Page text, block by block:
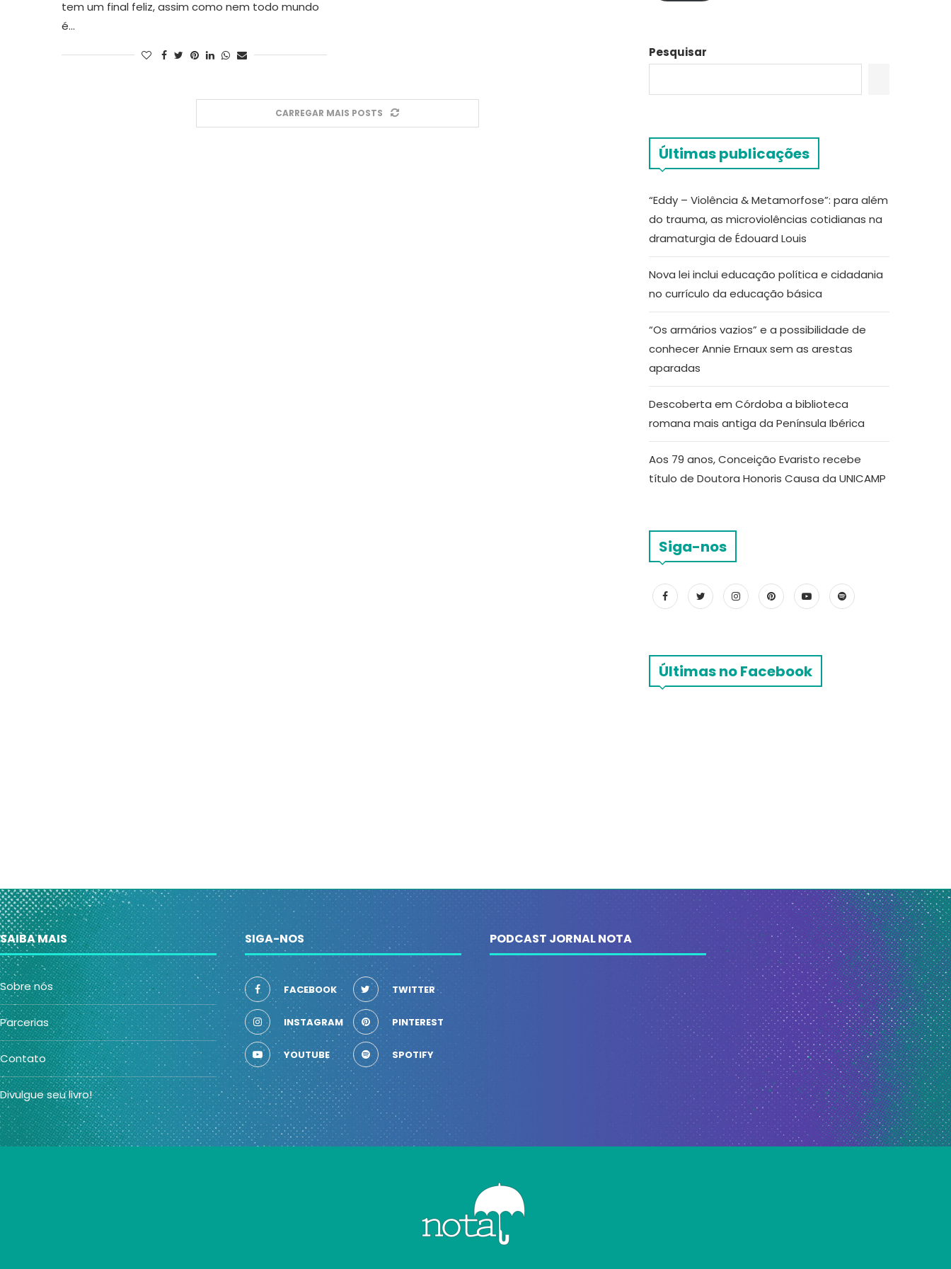
tem um final feliz, assim como nem todo mundo
é…
CARREGAR MAIS POSTS
Pesquisar
Últimas publicações
“Eddy – Violência & Metamorfose”: para além
do trauma, as microviolências cotidianas na
dramaturgia de Édouard Louis
Nova lei inclui educação política e cidadania
no currículo da educação básica
“Os armários vazios” e a possibilidade de
conhecer Annie Ernaux sem as arestas
aparadas
Descoberta em Córdoba a biblioteca
romana mais antiga da Península Ibérica
Aos 79 anos, Conceição Evaristo recebe
título de Doutora Honoris Causa da UNICAMP
Siga-nos
Últimas no Facebook
SAIBA MAIS
Sobre nós
Parcerias
Contato
Divulgue seu livro!
SIGA-NOS
FACEBOOK TWITTER
INSTAGRAM PINTEREST
YOUTUBE SPOTIFY
PODCAST JORNAL NOTA